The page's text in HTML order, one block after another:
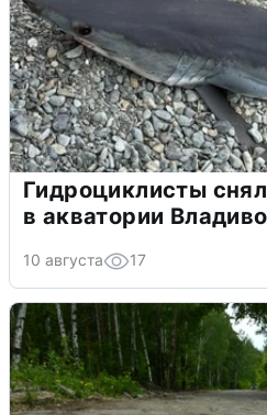
Гидроциклисты
в акватории
10 августа 17